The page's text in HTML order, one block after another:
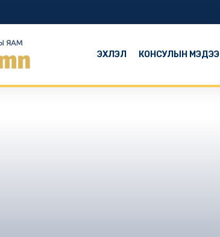
ЭХЛЭЛ КОНСУЛЫН МЭДЭЭ